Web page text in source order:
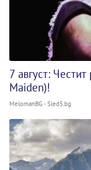
7 август:
Maiden)!
MelomanBG - Sled5.bg